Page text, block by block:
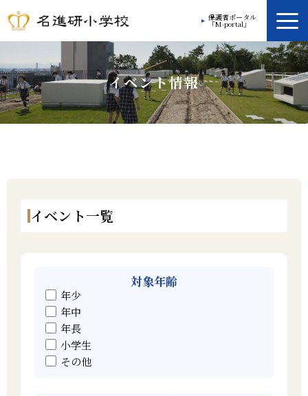
保護者ポータル
「M-portal」
教育方針
学校生活
よくあるご質問
アクセス
採用情報
イベント情報
イベント一覧
対象年齢
年少
年中
年長
小学生
その他